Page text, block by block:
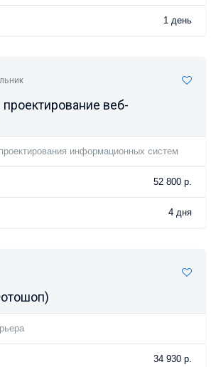
1 день
веб-
информационных систем
52 800 р.
4 дня
34 930 р.